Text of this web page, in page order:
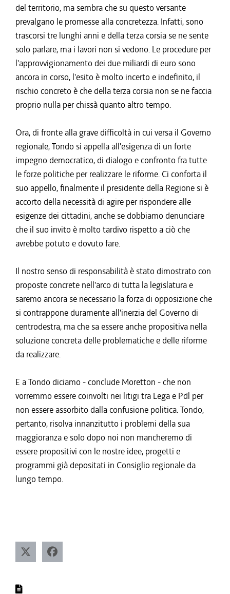
del territorio, ma sembra che su questo versante
prevalgano le promesse alla concretezza. Infatti, sono
trascorsi tre lunghi anni e della terza corsia se ne sente
solo parlare, ma i lavori non si vedono. Le procedure per
l'approvvigionamento dei due miliardi di euro sono
ancora in corso, l'esito è molto incerto e indefinito, il
rischio concreto è che della terza corsia non se ne faccia
proprio nulla per chissà quanto altro tempo.
Ora, di fronte alla grave difficoltà in cui versa il Governo
regionale, Tondo si appella all'esigenza di un forte
impegno democratico, di dialogo e confronto fra tutte
le forze politiche per realizzare le riforme. Ci conforta il
suo appello, finalmente il presidente della Regione si è
accorto della necessità di agire per rispondere alle
esigenze dei cittadini, anche se dobbiamo denunciare
che il suo invito è molto tardivo rispetto a ciò che
avrebbe potuto e dovuto fare.
Il nostro senso di responsabilità è stato dimostrato con
proposte concrete nell'arco di tutta la legislatura e
saremo ancora se necessario la forza di opposizione che
si contrappone duramente all'inerzia del Governo di
centrodestra, ma che sa essere anche propositiva nella
soluzione concreta delle problematiche e delle riforme
da realizzare.
E a Tondo diciamo - conclude Moretton - che non
vorremmo essere coinvolti nei litigi tra Lega e Pdl per
non essere assorbito dalla confusione politica. Tondo,
pertanto, risolva innanzitutto i problemi della sua
maggioranza e solo dopo noi non mancheremo di
essere propositivi con le nostre idee, progetti e
programmi già depositati in Consiglio regionale da
lungo tempo.